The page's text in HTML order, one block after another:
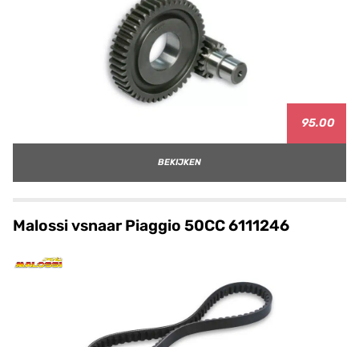
95.00
BEKIJKEN
Malossi vsnaar Piaggio 50CC 6111246